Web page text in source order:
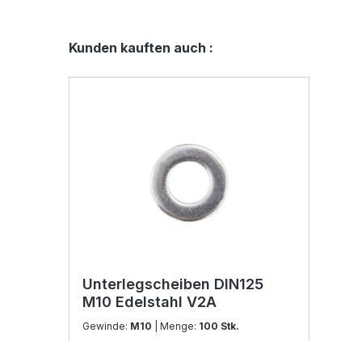
Produktgalerie überspringen
Kunden kauften auch :
Unterlegscheiben DIN125
M10 Edelstahl V2A
Gewinde: M10 | Menge: 100 Stk.